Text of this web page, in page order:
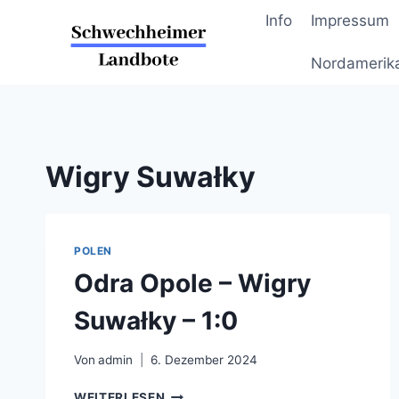
Info Impressum
Wigry Suwałky
POLEN
Odra Opole – Wigry
Suwałky – 1:0
Von admin 6. Dezember 2024
ODRA